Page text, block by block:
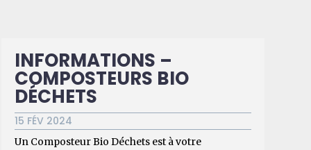
INFORMATIONS –
COMPOSTEURS BIO
DÉCHETS
15 FÉV 2024
Un Composteur Bio Déchets est à votre